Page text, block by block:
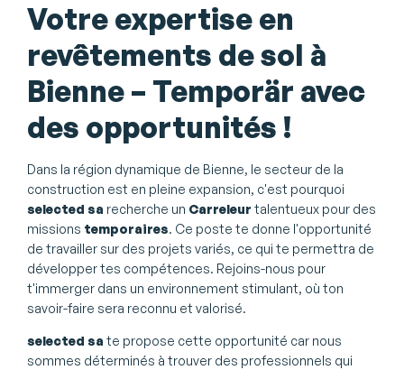
Votre expertise en
revêtements de sol à
Bienne – Temporär avec
des opportunités !
Dans la région dynamique de Bienne, le secteur de la
construction est en pleine expansion, c'est pourquoi
selected sa recherche un Carreleur talentueux pour des
missions temporaires. Ce poste te donne l'opportunité
de travailler sur des projets variés, ce qui te permettra de
développer tes compétences. Rejoins-nous pour
t'immerger dans un environnement stimulant, où ton
savoir-faire sera reconnu et valorisé.
selected sa te propose cette opportunité car nous
sommes déterminés à trouver des professionnels qui